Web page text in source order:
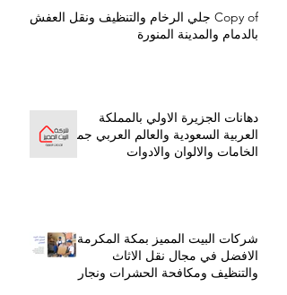
Copy of جلي الرخام والتنظيف ونقل العفش
بالدمام والمدينة المنورة
دهانات الجزيرة الاولي بالمملكة
العربية السعودية والعالم العربي جميع
الخامات والالوان والادوات
شركات البيت المميز بمكة المكرمة
الافضل في مجال نقل الاثاث
والتنظيف ومكافحة الحشرات ونجار